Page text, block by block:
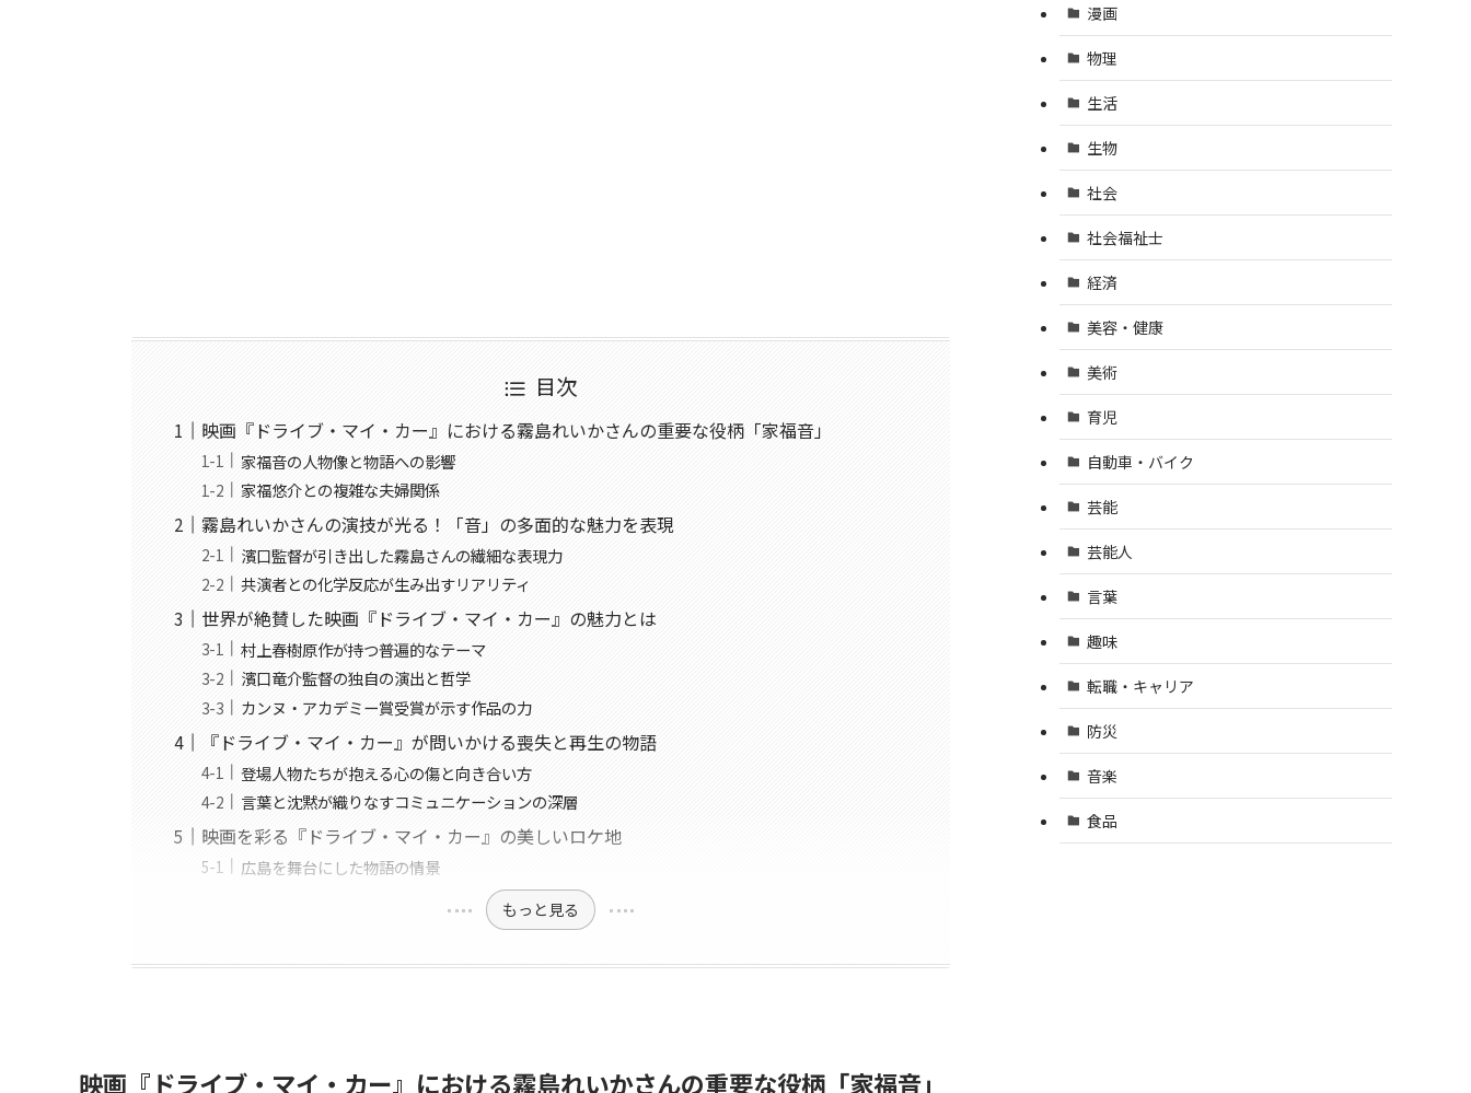
目次
映画『ドライブ・マイ・カー』における霧島れいかさんの重要な役柄「家福音」
家福音の人物像と物語への影響
家福悠介との複雑な夫婦関係
霧島れいかさんの演技が光る！「音」の多面的な魅力を表現
濱口監督が引き出した霧島さんの繊細な表現力
共演者との化学反応が生み出すリアリティ
世界が絶賛した映画『ドライブ・マイ・カー』の魅力とは
村上春樹原作が持つ普遍的なテーマ
濱口竜介監督の独自の演出と哲学
カンヌ・アカデミー賞受賞が示す作品の力
『ドライブ・マイ・カー』が問いかける喪失と再生の物語
登場人物たちが抱える心の傷と向き合い方
言葉と沈黙が織りなすコミュニケーションの深層
映画を彩る『ドライブ・マイ・カー』の美しいロケ地
広島を舞台にした物語の情景
もっと見る
映画『ドライブ・マイ・カー』における霧島れいかさんの重要な役柄「家福音」
漫画
物理
生活
生物
社会
社会福祉士
経済
美容・健康
美術
育児
自動車・バイク
芸能
芸能人
言葉
趣味
転職・キャリア
防災
音楽
食品